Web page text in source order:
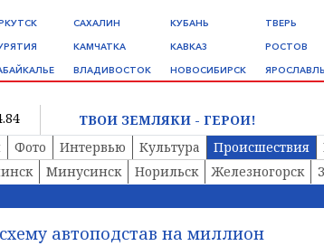
САХАЛИН
КАМЧАТКА
ВЛАДИВОСТОК
КУБАНЬ
КАВКАЗ
НОВОСИБИРСК
ТВЕРЬ
РОСТОВ
ЯРОСЛАВЛЬ
ТВОИ ЗЕМЛЯКИ - ГЕРОИ!
Фото Интервью Культура Происшествия
Минусинск Норильск Железногорск
автоподстав на миллион